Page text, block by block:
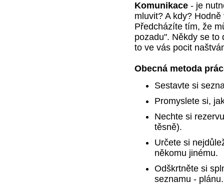
Komunikace - je
mluvit? A kdy?
Předcházíte tím, že
pozadu". Někdy se to
to ve vás pocit
Obecná metoda
Sestavte si
Promyslete si,
Nechte si
těsně).
Určete si
někomu jinému.
Odškrtněte si
seznamu - plánu.